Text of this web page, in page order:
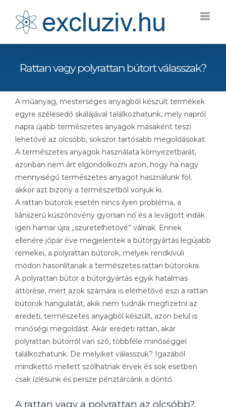
Rattan vagy polyrattan bútort válasszak?
A műanyag, mesterséges anyagból készült termékek
egyre szélesedő skálájával találkozhatunk, mely napról
napra újabb természetes anyagok másaként teszi
lehetővé az olcsóbb, sokszor tartósabb megoldásokat.
A természetes anyagok használata környezetbarát,
azonban nem árt elgondolkozni azon, hogy ha nagy
mennyiségű természetes anyagot használunk föl,
akkor azt bizony a természetből vonjuk ki.
A rattan bútorok esetén nincs ilyen probléma, a
liánszerű kúszónövény gyorsan nő és a levágott indák
igen hamar újra „szüretelhetővé” válnak. Ennek
ellenére jópár éve megjelentek a bútorgyártás legújabb
remekei, a polyrattan bútorok, melyek rendkívüli
módon hasonlítanak a természetes rattan bútorokra.
A polyrattan bútor a bútorgyártás egyik hatalmas
áttörése, mert azok számára is elérhetővé eszi a rattan
bútorok hangulatát, akik nem tudnák megfizetni az
eredeti, természetes anyagból készült, azon belül is
minőségi megoldást. Akár eredeti rattan, akár
polyrattan bútorról van szó, többféle minőséggel
találkozhatunk. De melyiket válasszuk? Igazából
mindkettő mellett szólhatnak érvek és sok esetben
csak ízlésünk és persze pénztárcánk a döntő.
A rattan vagy a polyrattan az olcsóbb?